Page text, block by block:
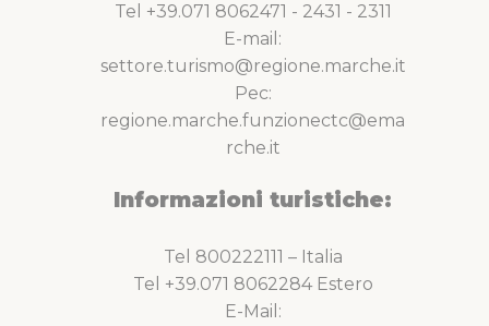
Tel +39.071 8062471 - 2431 - 2311
E-mail:
settore.turismo@regione.marche.it
Pec:
regione.marche.funzionectc@ema
rche.it
Informazioni turistiche:
Tel 800222111 – Italia
Tel +39.071 8062284 Estero
E-Mail: